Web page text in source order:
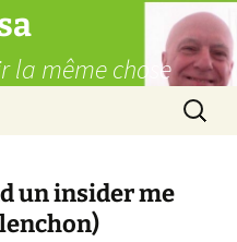
la même chose
un insider me